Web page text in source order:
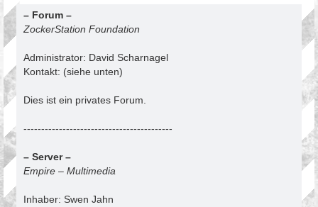
– Forum –
ZockerStation Foundation
Administrator: David Scharnagel
Kontakt: (siehe unten)
Dies ist ein privates Forum.
------------------------------------------
– Server –
Empire – Multimedia
Inhaber: Swen Jahn